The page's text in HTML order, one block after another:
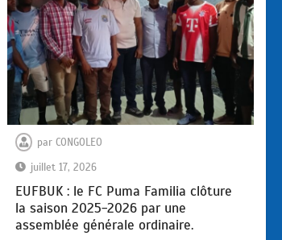
par CONGOLEO
juillet 17, 2026
EUFBUK : le FC Puma Familia clôture
la saison 2025-2026 par une
assemblée générale ordinaire.